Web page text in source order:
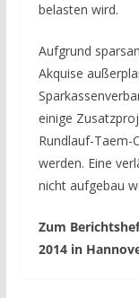
belasten wird.
Aufgrund
Akquise
einige
Rundlauf-Taem-
werden. Eine
nicht aufgebau
Zum
2014 in